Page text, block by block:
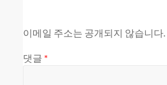
이메일 주소는 공개되지 않습니다.
댓글 *